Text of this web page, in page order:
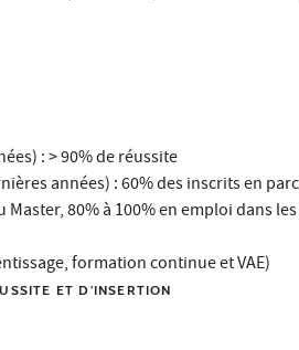
: > 90% de réussite
années) : 60% des inscrits en
80% à 100% en emploi dans
formation continue et VAE)
ET D'INSERTION